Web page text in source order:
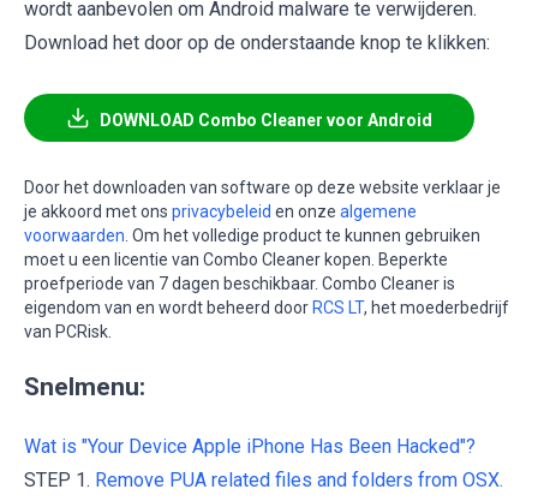
wordt aanbevolen om Android malware te verwijderen.
Download het door op de onderstaande knop te klikken:
DOWNLOAD Combo Cleaner voor Android
Door het downloaden van software op deze website verklaar je
je akkoord met ons privacybeleid en onze algemene
voorwaarden. Om het volledige product te kunnen gebruiken
moet u een licentie van Combo Cleaner kopen. Beperkte
proefperiode van 7 dagen beschikbaar. Combo Cleaner is
eigendom van en wordt beheerd door RCS LT, het moederbedrijf
van PCRisk.
Snelmenu:
Wat is "Your Device Apple iPhone Has Been Hacked"?
STEP 1. Remove PUA related files and folders from OSX.